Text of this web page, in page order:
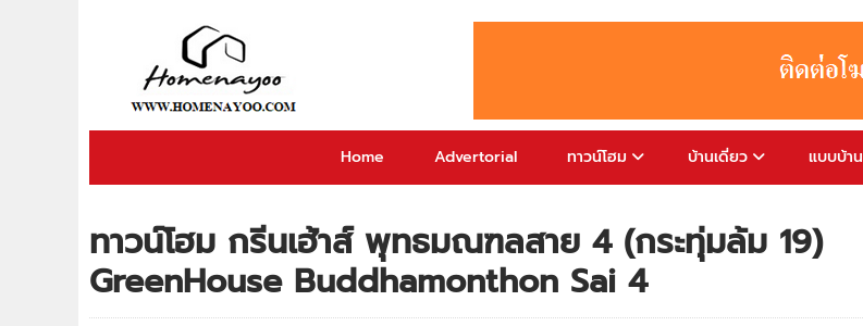
Home Advertorial ทาวน์โฮม บ้านเดี่ยว แบบบ้าน
ทาวน์โฮม กรีนเฮ้าส์ พุทธมณฑลสาย 4 (กระทุ่มล้ม 19)
GreenHouse Buddhamonthon Sai 4